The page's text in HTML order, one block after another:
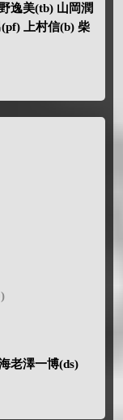
逸美(tb) 山岡潤
上村信(b) 柴
老澤一博(ds)